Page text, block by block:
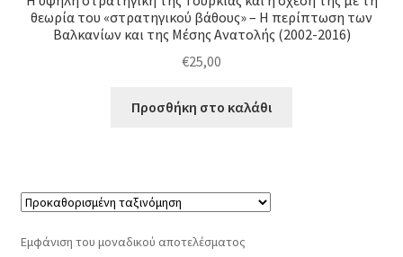
θεωρία του «στρατηγικού βάθους» – Η περίπτωση των
Βαλκανίων και της Μέσης Ανατολής (2002-2016)
€25,00
Προσθήκη στο καλάθι
Εμφάνιση του μοναδικού αποτελέσματος